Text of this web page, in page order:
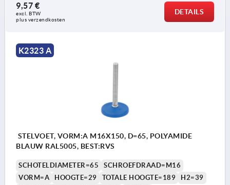
9,57 €
excl. BTW
plus verzendkosten
DETAILS
K2323 A
STELVOET, VORM:A M16X150, D=65, POLYAMIDE
BLAUW RAL5005, BEST:RVS
SCHOTELDIAMETER=65
SCHROEFDRAAD=M16
VORM=A
HOOGTE=29 TOTALE HOOGTE=189
H2=39